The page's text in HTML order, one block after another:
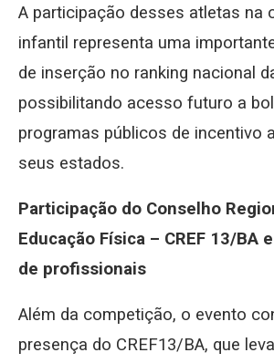
A participação desses atletas na
infantil representa uma
de inserção no ranking nacional
possibilitando acesso futuro a
programas públicos de incentivo
seus estados.
Participação do Conselho
Educação Física – CREF 13/BA
de profissionais
Além da competição, o evento
presença do CREF13/BA, que